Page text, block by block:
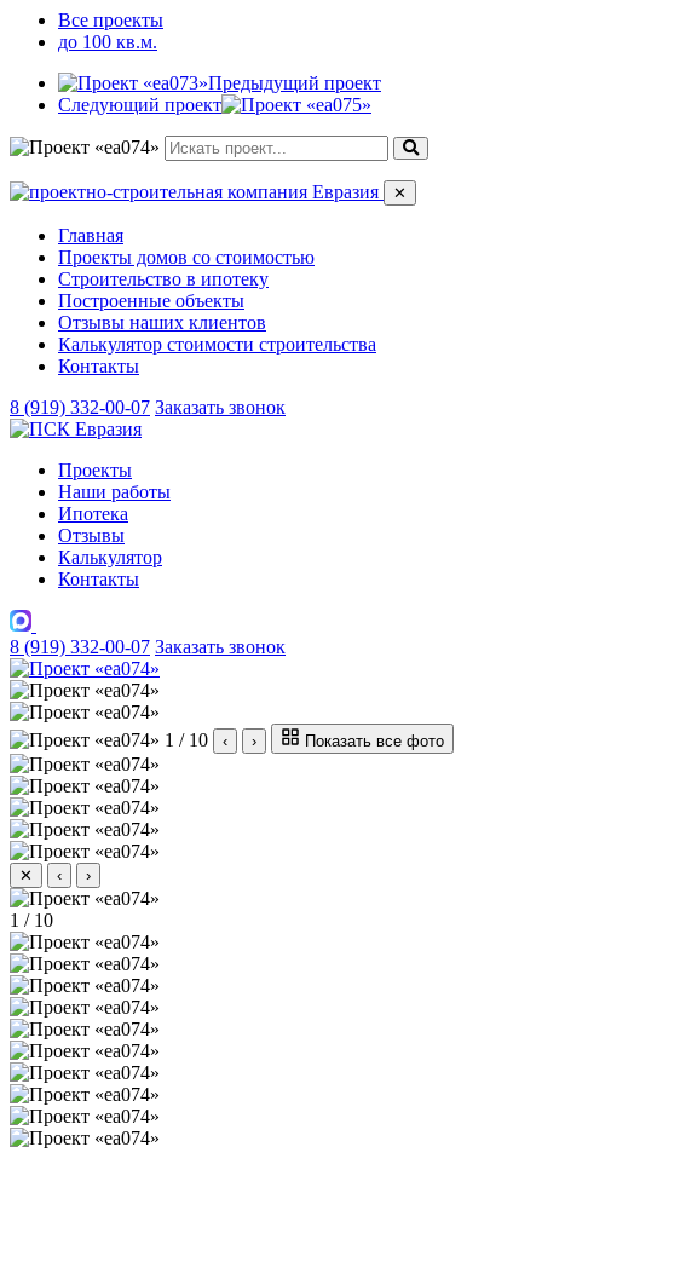
Все проекты
до 100 кв.м.
Предыдущий проект
Следующий проект
✕
Главная
Проекты домов со стоимостью
Строительство в ипотеку
Построенные объекты
Отзывы наших клиентов
Калькулятор стоимости строительства
Контакты
8 (919) 332-00-07 Заказать звонок
Проекты
Наши работы
Ипотека
Отзывы
Калькулятор
Контакты
8 (919) 332-00-07 Заказать звонок
1 / 10 ‹ › Показать все фото
✕ ‹ ›
1 / 10